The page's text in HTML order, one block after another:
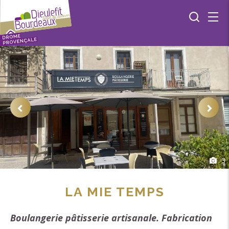
3
LA MIE TEMPS
Boulangerie pâtisserie artisanale. Fabrication